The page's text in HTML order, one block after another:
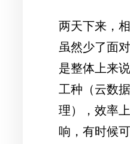
两天下来，
虽然少了面
是整体上来
工种（云数
理），效率
响，有时候